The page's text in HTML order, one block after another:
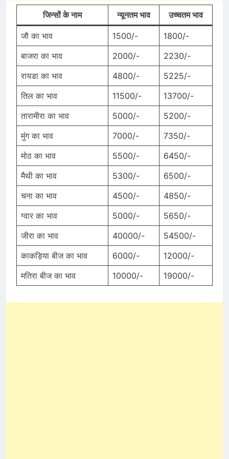
जिन्सों के नाम न्यूनतम भाव उच्चतम भाव
जौ का भाव 1500/-
1800/-
बाजरा का भाव
2000/-
2230/-
रायडा का भाव
4800/-
5225/-
तिल का भाव
11500/-
13700/-
तारामीरा का भाव
5000/-
5200/-
मुंग का भाव
7000/-
7350/-
मोठ का भाव
5500/-
6450/-
मैथी का भाव
5300/-
6500/-
चना का भाव
4500/-
4850/-
ग्वार का भाव
5000/-
5650/-
जीरा का भाव
40000/-
54500/-
काकड़िया बीज का भाव
6000/-
12000/-
मतिरा बीज का भाव
10000/- 19000/-